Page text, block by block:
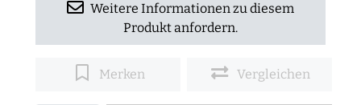
Weitere Informationen zu diesem
Produkt anfordern.
Merken Vergleichen